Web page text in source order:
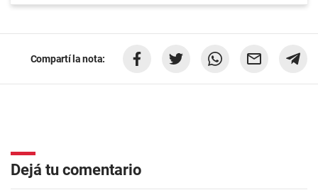
Compartí la nota:
Dejá tu comentario